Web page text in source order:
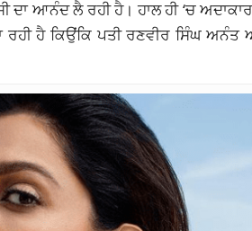
ਦਾ ਆਨੰਦ ਲੈ ਰਹੀ ਹੈ। ਹਾਲ ਹੀ ‘ਚ
ਰਹੀ ਹੈ ਕਿਉਂਕਿ ਪਤੀ ਰਣਵੀਰ ਸਿੰਘ